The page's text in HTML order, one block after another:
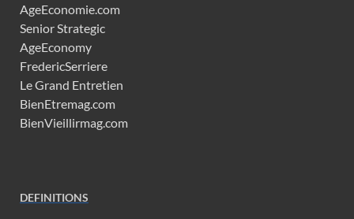
AgeEconomie.com
Senior Strategic
AgeEconomy
FredericSerriere
Le Grand Entretien
BienEtremag.com
BienVieillirmag.com
DEFINITIONS